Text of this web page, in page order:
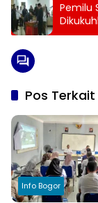
Pemilu
Pos Terkait
Info Bogor